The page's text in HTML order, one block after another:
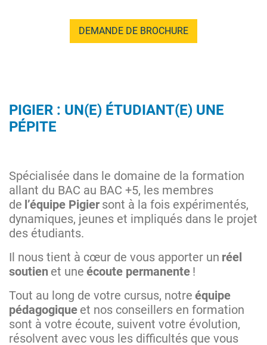
DEMANDE DE BROCHURE
PIGIER : UN(E) ÉTUDIANT(E) UNE
PÉPITE
Spécialisée dans le domaine de la formation
allant du BAC au BAC +5, les membres
de l’équipe Pigier sont à la fois expérimentés,
dynamiques, jeunes et impliqués dans le projet
des étudiants.
Il nous tient à cœur de vous apporter un réel
soutien et une écoute permanente !
Tout au long de votre cursus, notre équipe
pédagogique et nos conseillers en formation
sont à votre écoute, suivent votre évolution,
résolvent avec vous les difficultés que vous